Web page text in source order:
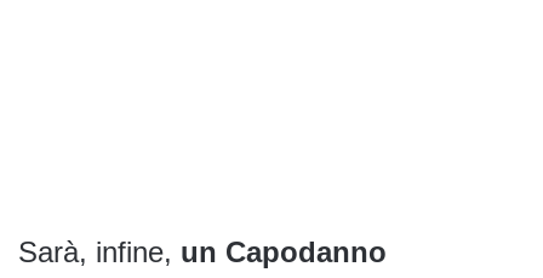
Sarà, infine, un Capodanno